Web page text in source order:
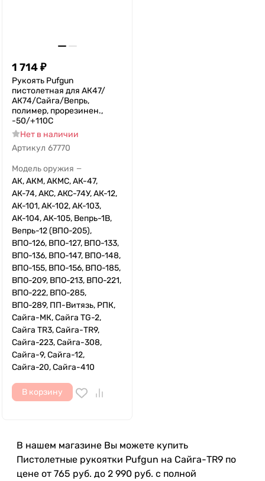
1 714₽
Рукоять Pufgun
пистолетная для АК47/
АК74/Сайга/Вепрь,
полимер, прорезинен.,
-50/+110С
Нет в наличии
Артикул 67770
Модель оружия —
АК, АКМ, АКМС, АК-47,
АК-74, АКС, АКС-74У, АК-12,
АК-101, АК-102, АК-103,
АК-104, АК-105, Вепрь-1В,
Вепрь-12 (ВПО-205),
ВПО-126, ВПО-127, ВПО-133,
ВПО-136, ВПО-147, ВПО-148,
ВПО-155, ВПО-156, ВПО-185,
ВПО-209, ВПО-213, ВПО-221,
ВПО-222, ВПО-285,
ВПО-289, ПП-Витязь, РПК,
Сайга-МК, Сайга TG-2,
Сайга TR3, Сайга-TR9,
Сайга-223, Сайга-308,
Сайга-9, Сайга-12,
Сайга-20, Сайга-410
В корзину
В нашем магазине Вы можете купить
Пистолетные рукоятки Pufgun на Сайга-TR9 по
цене от 765 руб. до 2 990 руб. с полной